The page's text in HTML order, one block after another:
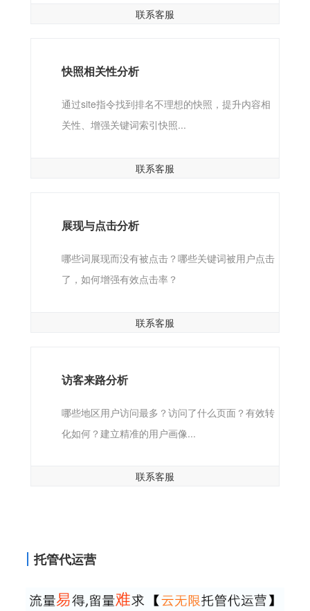
联系客服
快照相关性分析
通过site指令找到排名不理想的快照，提升内容相
关性、增强关键词索引快照...
联系客服
展现与点击分析
哪些词展现而没有被点击？哪些关键词被用户点击
了，如何增强有效点击率？
联系客服
访客来路分析
哪些地区用户访问最多？访问了什么页面？有效转
化如何？建立精准的用户画像...
联系客服
托管代运营